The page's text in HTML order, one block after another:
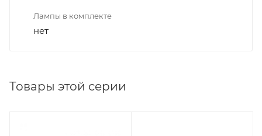
Лампы в комплекте
нет
Товары этой серии